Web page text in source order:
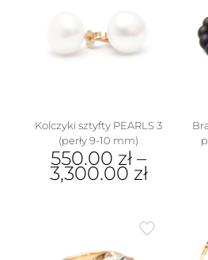
wybrać
na
Kolczyki sztyfty PEARLS 3
(perły 9-10 mm)
550.00 zł –
3,300.00 zł
wariantów.